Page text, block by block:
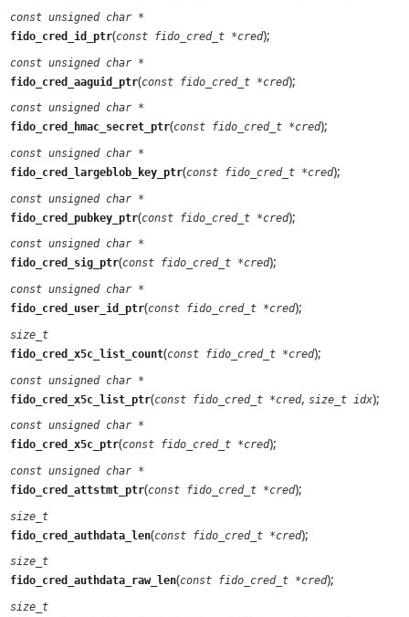
const unsigned char *
fido_cred_id_ptr(const fido_cred_t *cred);
const unsigned char *
fido_cred_aaguid_ptr(const fido_cred_t *cred);
const unsigned char *
fido_cred_hmac_secret_ptr(const fido_cred_t *cred);
const unsigned char *
fido_cred_largeblob_key_ptr(const fido_cred_t *cred);
const unsigned char *
fido_cred_pubkey_ptr(const fido_cred_t *cred);
const unsigned char *
fido_cred_sig_ptr(const fido_cred_t *cred);
const unsigned char *
fido_cred_user_id_ptr(const fido_cred_t *cred);
size_t
fido_cred_x5c_list_count(const fido_cred_t *cred);
const unsigned char *
fido_cred_x5c_list_ptr(const fido_cred_t *cred, size_t idx);
const unsigned char *
fido_cred_x5c_ptr(const fido_cred_t *cred);
const unsigned char *
fido_cred_attstmt_ptr(const fido_cred_t *cred);
size_t
fido_cred_authdata_len(const fido_cred_t *cred);
size_t
fido_cred_authdata_raw_len(const fido_cred_t *cred);
size_t